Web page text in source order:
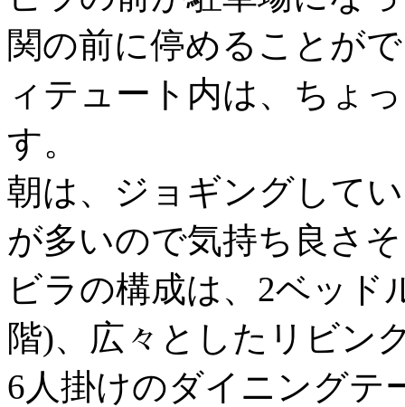
関の前に停めることが
ィテュート内は、ちょ
す。
朝は、ジョギングして
が多いので気持ち良さ
ビラの構成は、2ベッド
階)、広々としたリビン
6人掛けのダイニングテ